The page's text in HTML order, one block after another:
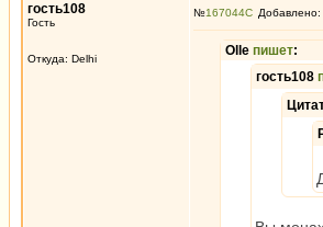
гость108
Гость
Откуда: Delhi
№167044
Olle пишет:
гость108